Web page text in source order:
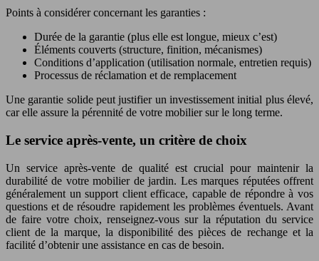
Points à considérer concernant les garanties :
Durée de la garantie (plus elle est longue, mieux c’est)
Éléments couverts (structure, finition, mécanismes)
Conditions d’application (utilisation normale, entretien requis)
Processus de réclamation et de remplacement
Une garantie solide peut justifier un investissement initial plus élevé,
car elle assure la pérennité de votre mobilier sur le long terme.
Le service après-vente, un critère de choix
Un service après-vente de qualité est crucial pour maintenir la
durabilité de votre mobilier de jardin. Les marques réputées offrent
généralement un support client efficace, capable de répondre à vos
questions et de résoudre rapidement les problèmes éventuels. Avant
de faire votre choix, renseignez-vous sur la réputation du service
client de la marque, la disponibilité des pièces de rechange et la
facilité d’obtenir une assistance en cas de besoin.